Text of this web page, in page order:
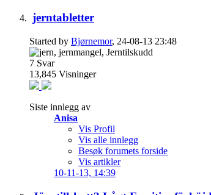
jerntabletter
Started by Bjørnemor, 24-08-13 23:48
7 Svar
13,845 Visninger
Siste innlegg av
Anisa
Vis Profil
Vis alle innlegg
Besøk forumets forside
Vis artikler
10-11-13, 14:39